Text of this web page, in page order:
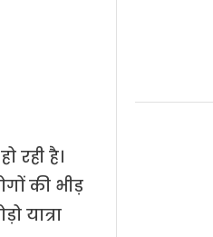
रही है।
की भीड़
यात्रा